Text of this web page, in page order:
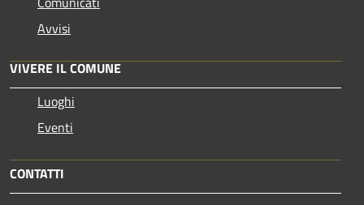
Avvisi
VIVERE IL COMUNE
Luoghi
Eventi
CONTATTI